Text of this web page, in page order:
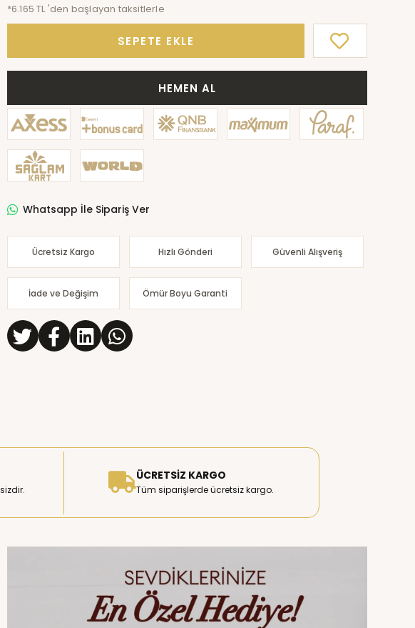
*6.165 TL 'den başlayan taksitlerle
SEPETE EKLE
HEMEN AL
Whatsapp İle Sipariş Ver
Ücretsiz Kargo Hızlı Gönderi Güvenli Alışveriş
İade ve Değişim Ömür Boyu Garanti
ÜCRETSIZ KARGO
Tüm siparişlerde ücretsiz kargo.